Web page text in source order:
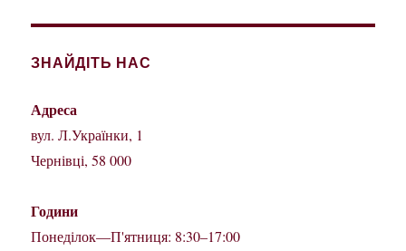
ЗНАЙДІТЬ НАС
Адреса
вул. Л.Українки, 1
Чернівці, 58 000
Години
Понеділок—П'ятниця: 8:30–17:00